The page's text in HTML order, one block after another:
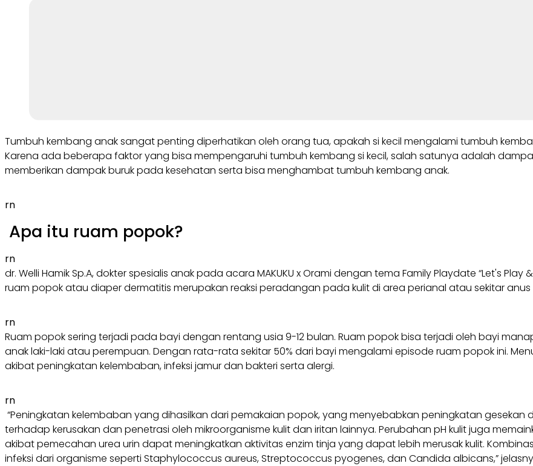
Tumbuh kembang anak sangat penting diperhatikan oleh orang tua, apakah si kecil mengalami tumbuh
Karena ada beberapa faktor yang bisa mempengaruhi tumbuh kembang si kecil, salah satunya adalah
memberikan dampak buruk pada kesehatan serta bisa menghambat tumbuh kembang anak.
rn
Apa itu ruam popok?
rn
dr. Welli Hamik Sp.A, dokter spesialis anak pada acara MAKUKU x Orami dengan tema Family Playdate “Let's Play
ruam popok atau diaper dermatitis merupakan reaksi peradangan pada kulit di area perianal atau sekitar
rn
Ruam popok sering terjadi pada bayi dengan rentang usia 9-12 bulan. Ruam popok bisa terjadi oleh bayi
anak laki-laki atau perempuan. Dengan rata-rata sekitar 50% dari bayi mengalami episode ruam popok ini.
akibat peningkatan kelembaban, infeksi jamur dan bakteri serta alergi.
rn
“Peningkatan kelembaban yang dihasilkan dari pemakaian popok, yang menyebabkan peningkatan
terhadap kerusakan dan penetrasi oleh mikroorganisme kulit dan iritan lainnya. Perubahan pH kulit juga
akibat pemecahan urea urin dapat meningkatkan aktivitas enzim tinja yang dapat lebih merusak kulit.
infeksi dari organisme seperti Staphylococcus aureus, Streptococcus pyogenes, dan Candida albicans,”